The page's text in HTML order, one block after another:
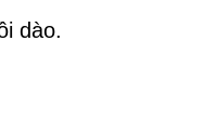
dào.